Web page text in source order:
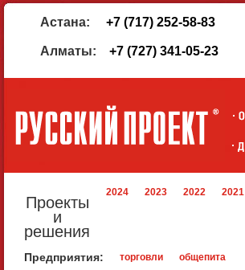
Астана: +7 (717) 252-58-83
Алматы: +7 (727) 341-05-23
Проекты
и
решения
2024 2023 2022 2021
Предприятия: торговли общепита